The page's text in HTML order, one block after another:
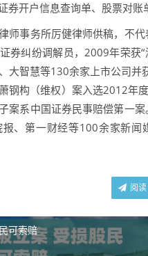
开户信息查询单、股票对账
事务所厉健律师供稿，不代
券纠纷调解员，2009年荣获
大智慧等130余家上市公司
钢构（维权）案入选2012年
案系中国证券民事赔偿第一
、第一财经等100余家新
阅读
可索赔